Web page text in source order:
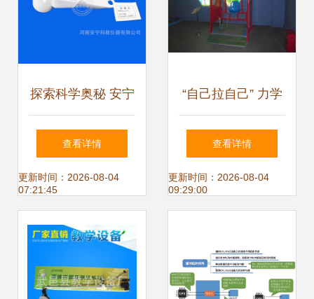
探索科学奥秘 安宁
科教81208榨汁器
在小学数理化教学
查看详情
更新时间：2026-08-04
07:21:45
“自己拉自己” 力学
科技馆中的经典数
学物理教学实验器
查看详情
更新时间：2026-08-04
09:29:00